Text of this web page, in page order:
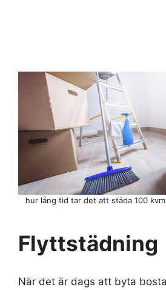
Flyttstädning
När det är dags att byta
hur lång tid tar det att städa 100